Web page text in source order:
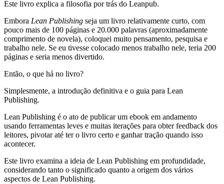
Este livro explica a filosofia por trás do Leanpub.
Embora Lean Publishing seja um livro relativamente curto, com
pouco mais de 100 páginas e 20.000 palavras (aproximadamente
comprimento de novela), coloquei muito pensamento, pesquisa e
trabalho nele. Se eu tivesse colocado menos trabalho nele, teria 200
páginas e seria menos divertido.
Então, o que há no livro?
Simplesmente, a introdução definitiva e o guia para Lean
Publishing.
Lean Publishing é o ato de publicar um ebook em andamento
usando ferramentas leves e muitas iterações para obter feedback dos
leitores, pivotar até ter o livro certo e ganhar tração quando isso
acontecer.
Este livro examina a ideia de Lean Publishing em profundidade,
considerando tanto o significado quanto a origem dos vários
aspectos de Lean Publishing.